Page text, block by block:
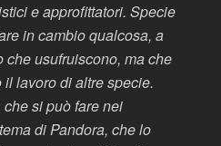
e approfittatori. Specie
in cambio qualcosa, a
usufruiscono, ma che
lavoro di altre specie.
che si può fare nei
di Pandora, che lo